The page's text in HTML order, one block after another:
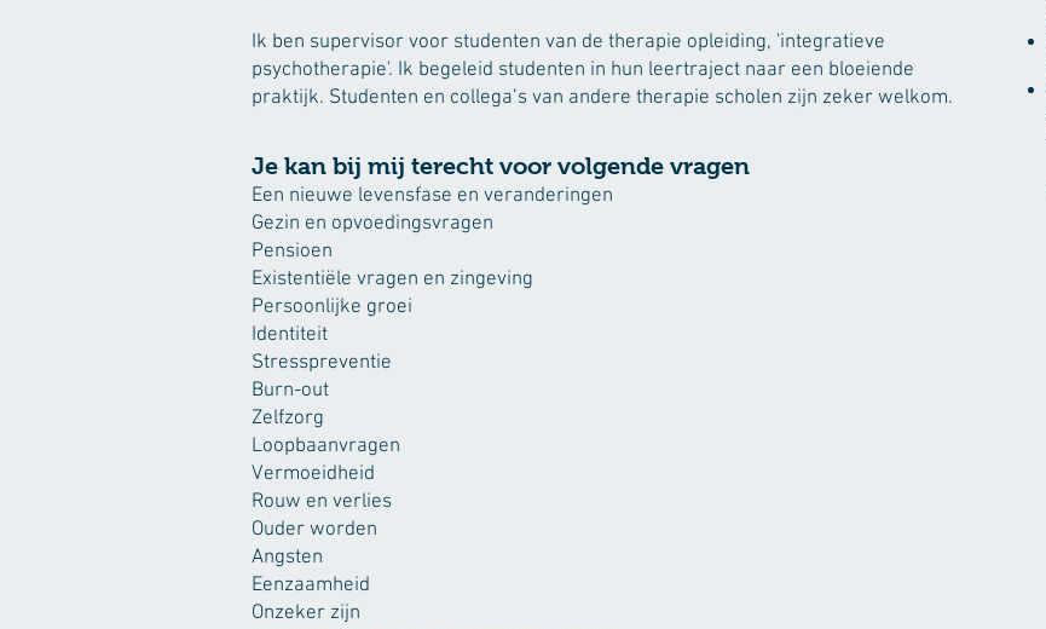
Ik ben supervisor voor studenten van de therapie opleiding, 'integratieve
psychotherapie'. Ik begeleid studenten in hun leertraject naar een bloeiende
praktijk. Studenten en collega’s van andere therapie scholen zijn zeker welkom.
Je kan bij mij terecht voor volgende vragen
Een nieuwe levensfase en veranderingen
Gezin en opvoedingsvragen
Pensioen
Existentiële vragen en zingeving
Persoonlijke groei
Identiteit
Stresspreventie
Burn-out
Zelfzorg
Loopbaanvragen
Vermoeidheid
Rouw en verlies
Ouder worden
Angsten
Eenzaamheid
Onzeker zijn